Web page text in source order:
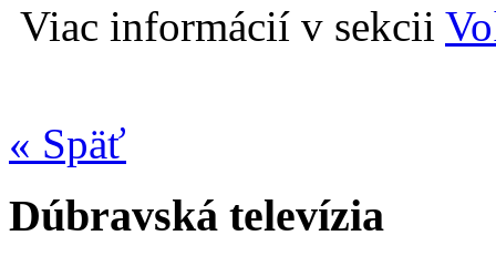
Viac informácií v sekcii
« Späť
Dúbravská televízia